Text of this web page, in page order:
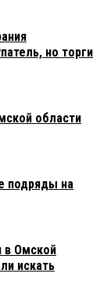
но торги
области
подряды на
в Омской
искать